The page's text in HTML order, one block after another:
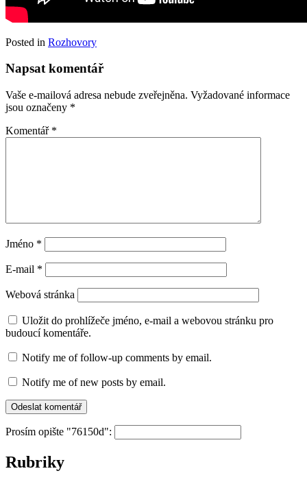
Posted in Rozhovory
Napsat komentář
Vaše e-mailová adresa nebude zveřejněna. Vyžadované informace
jsou označeny *
Komentář *
Jméno *
E-mail *
Webová stránka
Uložit do prohlížeče jméno, e-mail a webovou stránku pro
budoucí komentáře.
Notify me of follow-up comments by email.
Notify me of new posts by email.
Prosím opište "76150d":
Rubriky